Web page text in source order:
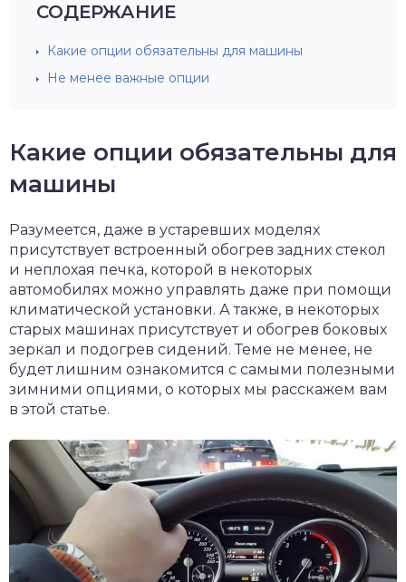
СОДЕРЖАНИЕ
Какие опции обязательны для машины
Не менее важные опции
Какие опции обязательны для
машины
Разумеется, даже в устаревших моделях
присутствует встроенный обогрев задних стекол
и неплохая печка, которой в некоторых
автомобилях можно управлять даже при помощи
климатической установки. А также, в некоторых
старых машинах присутствует и обогрев боковых
зеркал и подогрев сидений. Теме не менее, не
будет лишним ознакомится с самыми полезными
зимними опциями, о которых мы расскажем вам
в этой статье.